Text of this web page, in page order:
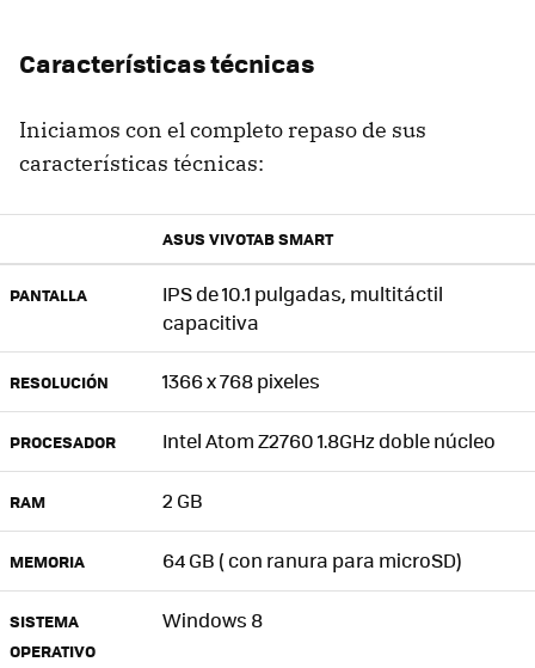
Características técnicas
Iniciamos con el completo repaso de sus
características técnicas:
ASUS VIVOTAB SMART
PANTALLA IPSde 10.1 pulgadas, multitáctil
capacitiva
RESOLUCIÓN 1366 x 768 pixeles
PROCESADOR Intel Atom Z2760 1.8GHz doble núcleo
RAM 2 GB
MEMORIA 64 GB ( con ranura para microSD)
SISTEMA
OPERATIVO
Windows 8